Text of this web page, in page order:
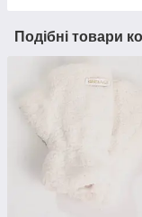
Подібні товари